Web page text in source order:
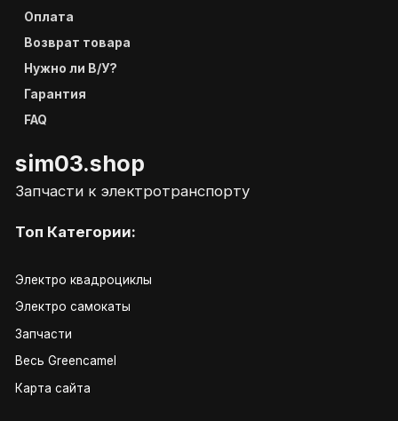
Оплата
Возврат товара
Нужно ли В/У?
Гарантия
FAQ
sim03.shop
Запчасти к электротранспорту
Топ Категории:
Электро квадроциклы
Электро самокаты
Запчасти
Весь Greencamel
Карта сайта